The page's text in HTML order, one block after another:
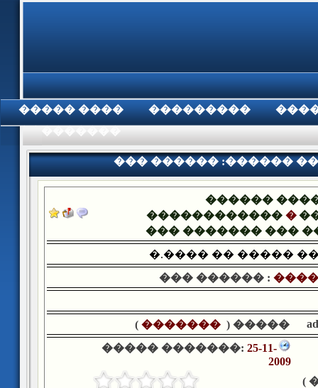
���� ����� ���������
��� ������ :������
������
�������������
��� ������� ���
�.���� �� �����
��� ������ :
����� (
�������
)
����� �������: 25-11-
2009